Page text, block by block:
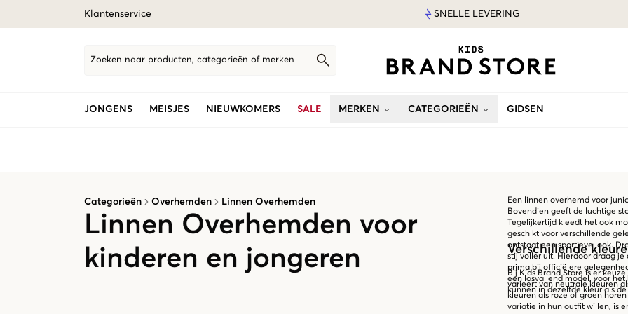
Klantenservice SNELLE LEVERING
Zoeken naar producten, categorieën of merken
JONGENS MEISJES NIEUWKOMERS SALE MERKEN CATEGORIEËN GIDSEN
Categorieën Overhemden Linnen Overhemden
Linnen Overhemden voor
kinderen en jongeren
Een linnen overhemd voor
Bovendien geeft de luchtige
Tegelijkertijd kleedt het ook
geschikt voor verschillende
ontstaat een sportieve look.
stijlvoller uit. Hierdoor draag
prima bij officiëlere
een losvallend model, voor
kunnen in dezelfde kleur als
Verschillende
Bij Kids Brand Store is er
varieert van neutrale kleuren
kleuren als roze of groen
variatie in hun outfit willen, is